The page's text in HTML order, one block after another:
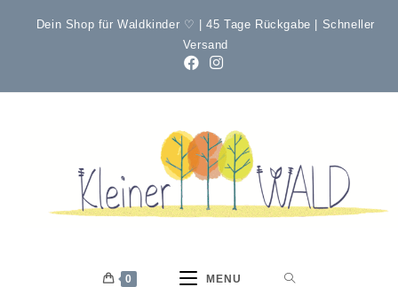
Dein Shop für Waldkinder ♡ | 45 Tage Rückgabe | Schneller
Versand
0 MENU